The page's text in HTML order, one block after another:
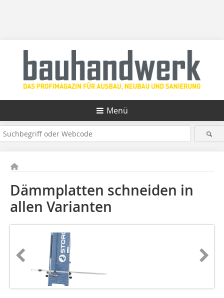
Menü
Dämmplatten schneiden in
allen Varianten